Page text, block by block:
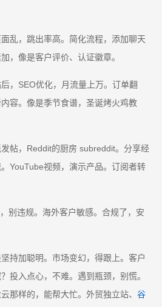
乱，跳出率高。简化流程，添加聊天
，像是客户评价、认证徽章。
，SEO优化，月流量上万。订单翻
容。像是季节食谱，圣诞烤火鸡教
帖，Reddit的厨房 subreddit。分享经
YouTube视频，演示产品。订阅者转
别违规。海外客户敏感。合规了，安
持加聪明。市场变幻，得跟上。客户
投入点心，不难。遇到瓶颈，别慌。
那样的，能帮大忙。外贸独立站、 谷